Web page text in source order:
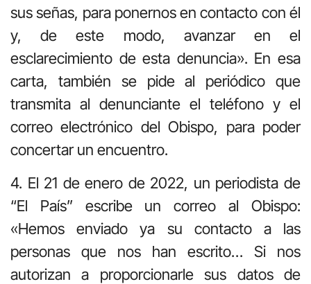
sus señas, para ponernos en contacto con él
y, de este modo, avanzar en el
esclarecimiento de esta denuncia». En esa
carta, también se pide al periódico que
transmita al denunciante el teléfono y el
correo electrónico del Obispo, para poder
concertar un encuentro.
4. El 21 de enero de 2022, un periodista de
“El País” escribe un correo al Obispo:
«Hemos enviado ya su contacto a las
personas que nos han escrito… Si nos
autorizan a proporcionarle sus datos de